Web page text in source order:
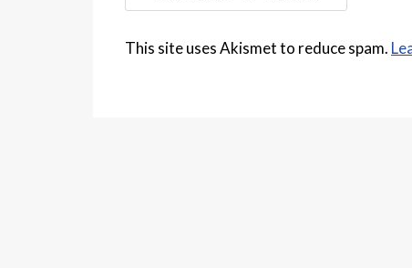
This site uses Akismet to reduce spam.